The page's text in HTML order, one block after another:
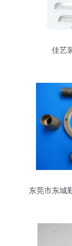
佳艺
东莞市东城